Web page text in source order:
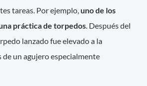
tareas. Por ejemplo, uno de los
práctica de torpedos. Después del
lanzado fue elevado a la
de un agujero especialmente